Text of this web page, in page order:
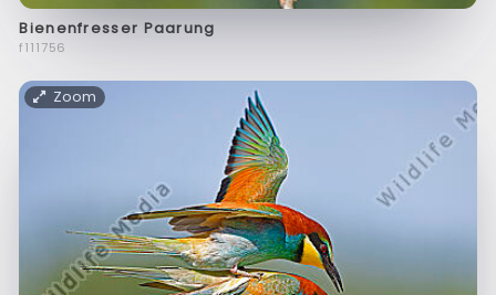
Bienenfresser Paarung
f111756
Zoom